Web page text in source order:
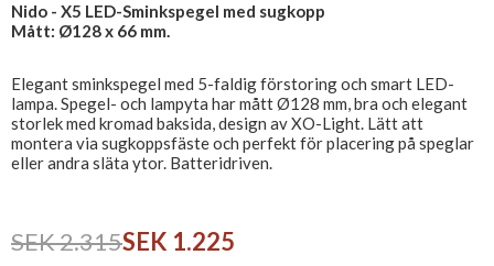
Nido - X5 LED-Sminkspegel med sugkopp
Mått: Ø128 x 66 mm.
Elegant sminkspegel med 5-faldig förstoring och smart LED-
lampa. Spegel- och lampyta har mått Ø128 mm, bra och elegant
storlek med kromad baksida, design av XO-Light. Lätt att
montera via sugkoppsfäste och perfekt för placering på speglar
eller andra släta ytor. Batteridriven.
SEK 2.315SEK 1.225